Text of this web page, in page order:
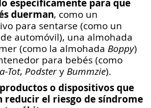
específicamente para que
duerman, como un
para sentarse (como un
automóvil), una almohada
(como la almohada Boppy)
para bebés (como
Tot, Podster y Bummzie).
o dispositivos que
reducir el riesgo de síndrome